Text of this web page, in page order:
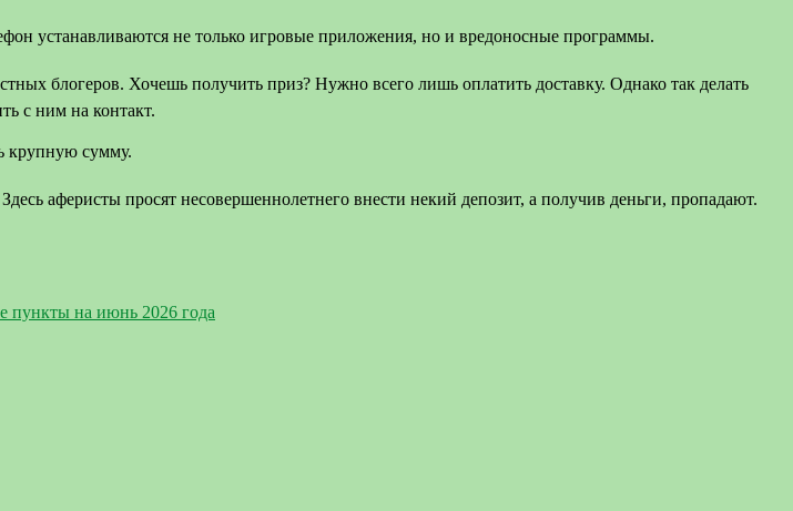
устанавливаются не только игровые приложения, но и вредоносные программы.
блогеров. Хочешь получить приз? Нужно всего лишь оплатить доставку. Однако так делать
с ним на контакт.
крупную сумму.
аферисты просят несовершеннолетнего внести некий депозит, а получив деньги, пропадают.
пункты на июнь 2026 года